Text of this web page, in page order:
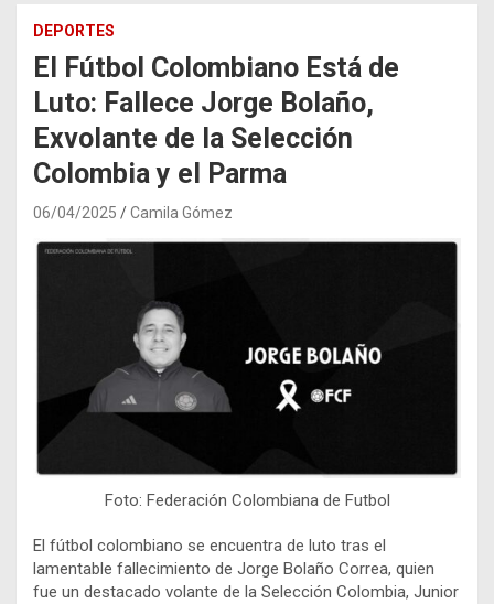
DEPORTES
El Fútbol Colombiano Está de
Luto: Fallece Jorge Bolaño,
Exvolante de la Selección
Colombia y el Parma
06/04/2025 Camila Gómez
Foto: Federación Colombiana de Futbol
El fútbol colombiano se encuentra de luto tras el
lamentable fallecimiento de Jorge Bolaño Correa, quien
fue un destacado volante de la Selección Colombia, Junior